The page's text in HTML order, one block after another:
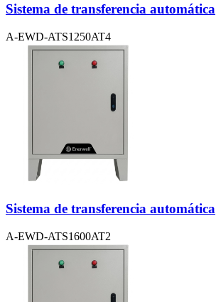
Sistema de transferencia automática
A-EWD-ATS1250AT4
Sistema de transferencia automática
A-EWD-ATS1600AT2